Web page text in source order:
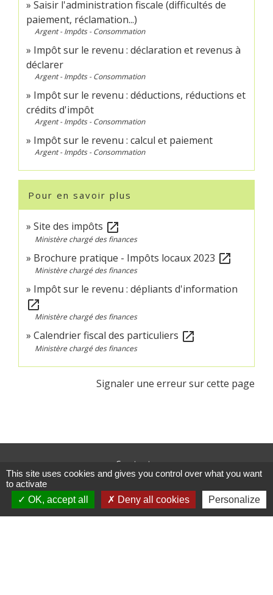
Saisir l'administration fiscale (difficultés de
paiement, réclamation...)
Argent - Impôts - Consommation
Impôt sur le revenu : déclaration et revenus à
déclarer
Argent - Impôts - Consommation
Impôt sur le revenu : déductions, réductions et
crédits d'impôt
Argent - Impôts - Consommation
Impôt sur le revenu : calcul et paiement
Argent - Impôts - Consommation
Pour en savoir plus
Site des impôts open_in_new
Ministère chargé des finances
Brochure pratique - Impôts locaux 2023 open_in_new
Ministère chargé des finances
Impôt sur le revenu : dépliants d'information
open_in_new
Ministère chargé des finances
Calendrier fiscal des particuliers open_in_new
Ministère chargé des finances
Signaler une erreur sur cette page
Contacts
Commune de Crédin
45 Place Abbé Royer
56580 Crédin - FRANCE
+33 2 97 38 97 33
This site uses cookies and gives you control over what you want
to activate
OK, accept all
Deny all cookies Personalize